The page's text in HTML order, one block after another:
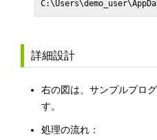
詳細設計
右の図は、サンプルプロ
す。
処理の流れ：